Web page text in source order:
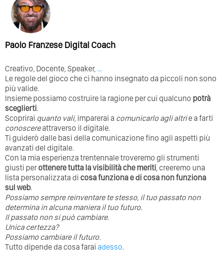
Paolo Franzese Digital Coach
Creativo, Docente, Speaker, …
Le regole del gioco che ci hanno insegnato da piccoli non sono
più valide.
Insieme possiamo costruire la ragione per cui qualcuno potrà
sceglierti.
Scoprirai quanto vali, imparerai a comunicarlo agli altrie a farti
conoscereattraverso il digitale.
Ti guiderò dalle basi della comunicazione fino agli aspetti più
avanzati del digitale.
Con la mia esperienza trentennale troveremo gli strumenti
giusti perottenere tutta la visibilità che meriti, creeremo una
lista personalizzata di cosa funziona e di cosa non funziona
sul web.
Possiamo sempre reinventare te stesso, il tuo passato non
determina in alcuna maniera il tuo futuro. ⁣
⁣Il passato non si può cambiare.
Unica certezza?
Possiamo cambiare il futuro.
Tutto dipende da cosa farai adesso.